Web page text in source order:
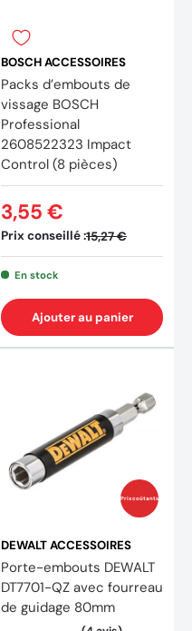
BOSCH ACCESSOIRES
Packs d’embouts de
vissage BOSCH
Professional
2608522323 Impact
Control (8 pièces)
Prix conseillé :15,27 €
3,55 €
En stock
Ajouter au panier
Prix coûtants
DEWALT ACCESSOIRES
Porte-embouts DEWALT
DT7701-QZ avec fourreau
de guidage 80mm